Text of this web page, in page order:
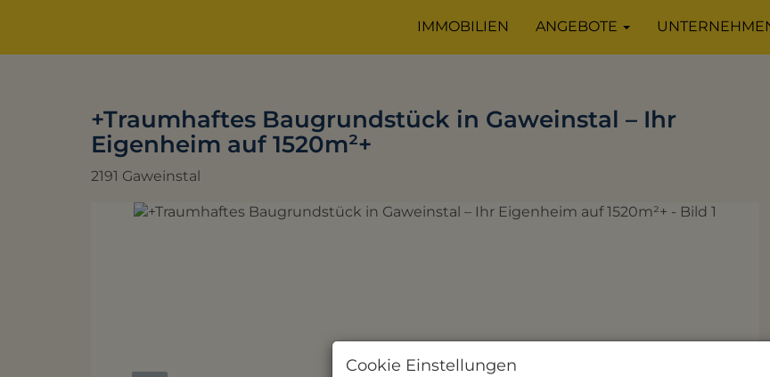
IMMOBILIEN ANGEBOTE
+Traumhaftes Baugrundstück in Gaweinstal – Ihr
Eigenheim auf 1520m²+
2191 Gaweinstal
Cookie Einstellungen